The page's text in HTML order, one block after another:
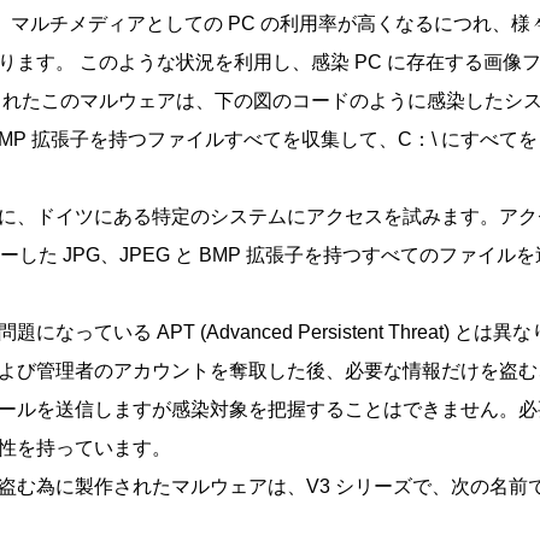
マルチメディアとしての PC の利用率が高くなるにつれ、
ます。 このような状況を利用し、感染 PC に存在する画像
たこのマルウェアは、下の図のコードのように感染したシ
拡張子を持つファイルすべてを収集して、C：\ にすべて
、ドイツにある特定のシステムにアクセスを試みます。ア
した JPG、JPEG と BMP 拡張子を持つすべてのファイル
題になっている APT (Advanced Persistent Threat) とは異
び管理者のアカウントを奪取した後、必要な情報だけを盗
ルを送信しますが感染対象を把握することはできません。
を持っています。
む為に製作されたマルウェアは、V3 シリーズで、次の名前